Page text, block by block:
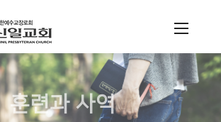
훈련과 사역